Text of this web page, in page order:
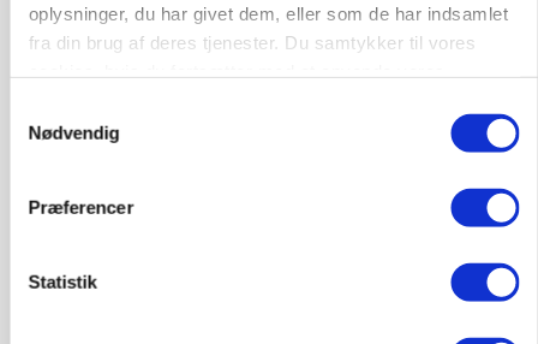
oplysninger, du har givet dem, eller som de har indsamlet
fra din brug af deres tjenester. Du samtykker til vores
Nødvendig
Præferencer
Statistik